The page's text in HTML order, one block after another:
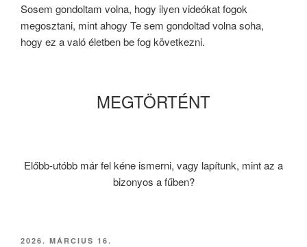
Sosem gondoltam volna, hogy ilyen videókat fogok
megosztani, mint ahogy Te sem gondoltad volna soha,
hogy ez a való életben be fog következni.
MEGTÖRTÉNT
Előbb-utóbb már fel kéne ismerni, vagy lapítunk, mint az a
bizonyos a fűben?
BEKÜLDVE:
2026. MÁRCIUS 16.